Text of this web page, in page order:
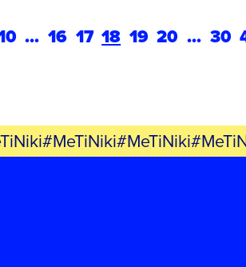
... 16 17 18 19 20 ... 30